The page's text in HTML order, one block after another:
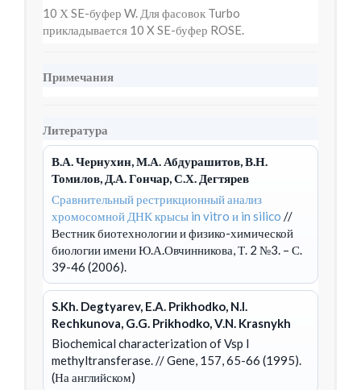
10 Х SE-буфер W. Для фасовок Turbo
прикладывается 10 X SE-буфер ROSE.
Примечания
Литература
В.А. Чернухин, М.А. Абдурашитов, В.Н.
Томилов, Д.А. Гончар, С.Х. Дегтярев
Сравнительный рестрикционный анализ
хромосомной ДНК крысы in vitro и in silico //
Вестник биотехнологии и физико-химической
биологии имени Ю.А.Овчинникова, Т. 2 №3. – С.
39-46 (2006).
S.Kh. Degtyarev, E.A. Prikhodko, N.I.
Rechkunova, G.G. Prikhodko, V.N. Krasnykh
Biochemical characterization of Vsp I
methyltransferase.// Gene, 157, 65-66 (1995).
(На английском)